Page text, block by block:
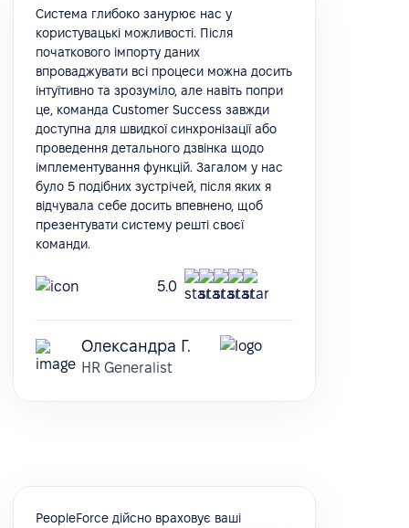
Система глибоко занурює нас у
користувацькі можливості. Після
початкового імпорту даних
впроваджувати всі процеси можна досить
інтуїтивно та зрозуміло, але навіть попри
це, команда Customer Success завжди
доступна для швидкої синхронізації або
проведення детального дзвінка щодо
імплементування функцій. Загалом у нас
було 5 подібних зустрічей, після яких я
відчувала себе досить впевнено, щоб
презентувати систему решті своєї
команди.
5.0
Олександра Г.
HR Generalist
PeopleForce дійсно враховує ваші